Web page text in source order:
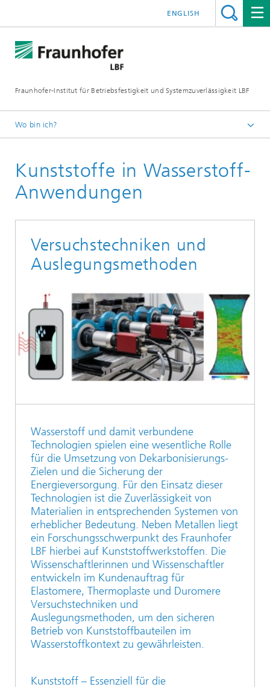
Fraunhofer-Institut für Betriebsfestigkeit und Systemzuverlässigkeit LBF
ENGLISH
Wo bin ich?
Projekte
Kunststoffe in Wasserstoff-
Anwendungen
Versuchstechniken und
Auslegungsmethoden
Wasserstoff und damit verbundene
Technologien spielen eine wesentliche Rolle
für die Umsetzung von Dekarbonisierungs-
Zielen und die Sicherung der
Energieversorgung. Für den Einsatz dieser
Technologien ist die Zuverlässigkeit von
Materialien in entsprechenden Systemen von
erheblicher Bedeutung. Neben Metallen liegt
ein Forschungsschwerpunkt des Fraunhofer
LBF hierbei auf Kunststoffwerkstoffen. Die
Wissenschaftlerinnen und Wissenschaftler
entwickeln im Kundenauftrag für
Elastomere, Thermoplaste und Duromere
Versuchstechniken und
Auslegungsmethoden, um den sicheren
Betrieb von Kunststoffbauteilen im
Wasserstoffkontext zu gewährleisten.
Kunststoff – Essenziell für die